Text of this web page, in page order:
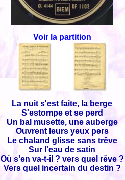
Voir la partition
La nuit s'est faite, la berge
S'estompe et se perd
Un bal musette, une auberge
Ouvrent leurs yeux pers
Le chaland glisse sans trêve
Sur l'eau de satin
Où s'en va-t-il ? vers quel rêve ?
Vers quel incertain du destin ?